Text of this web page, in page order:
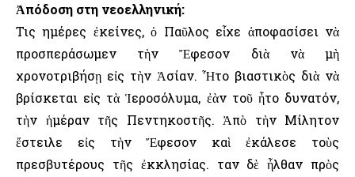
Ἀπόδοση στη νεοελληνική:
Τις ημέρες ἐκείνες, ὁ Παῦλος εἶχε ἀποφασίσει νὰ
προσπεράσωμεν τὴν Ἔφεσον διὰ νὰ μὴ
χρονοτριβήσῃ εἰς τὴν Ἀσίαν. Ἦτο βιαστικὸς διὰ νὰ
βρίσκεται εἰς τὰ Ἱεροσόλυμα, ἐὰν τοῦ ἦτο δυνατόν,
τὴν ἡμέραν τῆς Πεντηκοστῆς. Ἀπὸ τὴν Μίλητον
ἔστειλε εἰς τὴν Ἔφεσον καὶ ἐκάλεσε τοὺς
πρεσβυτέρους τῆς ἐκκλησίας. Ὅταν δὲ ἦλθαν πρὸς